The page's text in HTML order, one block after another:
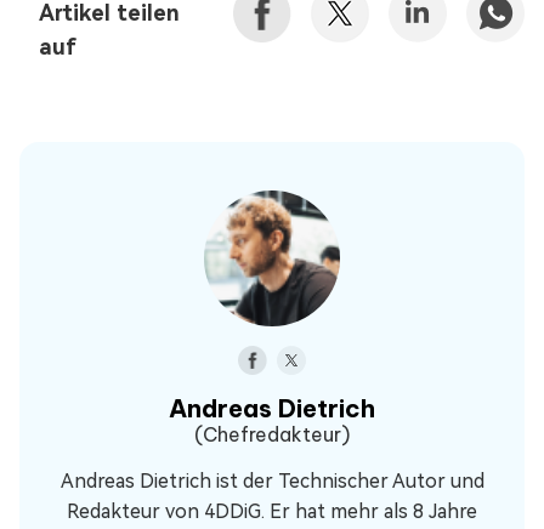
Artikel teilen
auf
Andreas Dietrich
(Chefredakteur)
Andreas Dietrich ist der Technischer Autor und
Redakteur von 4DDiG. Er hat mehr als 8 Jahre